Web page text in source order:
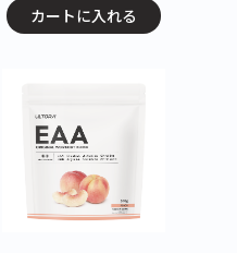
カートに入れる
¥